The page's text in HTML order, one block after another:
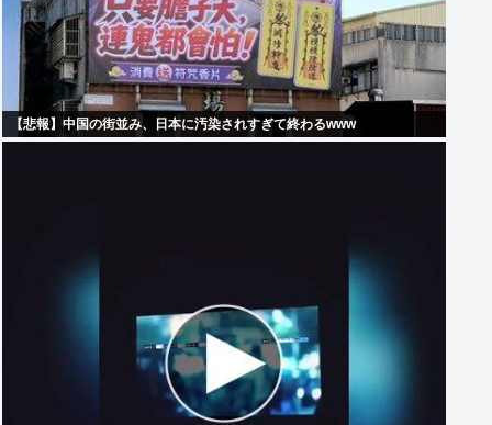
【悲報】中国の街並み、日本に汚染されすぎて終わるwww